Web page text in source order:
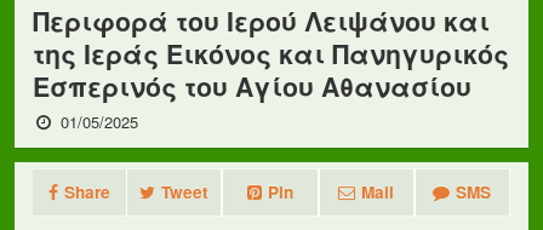
Περιφορά του Ιερού Λειψάνου και
της Ιεράς Εικόνος και Πανηγυρικός
Εσπερινός του Αγίου Αθανασίου
01/05/2025
Share Tweet Pin Mail SMS